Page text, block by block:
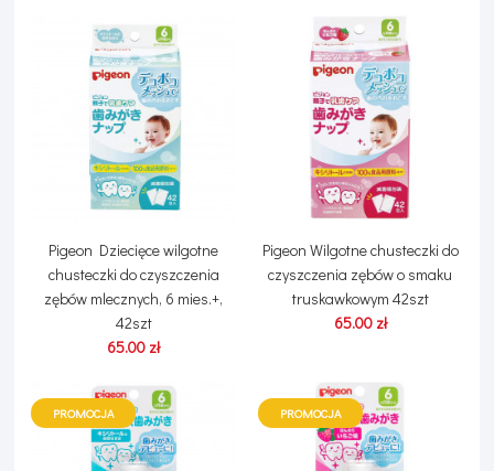
Pigeon Dziecięce wilgotne
chusteczki do czyszczenia
zębów mlecznych, 6 mies.+,
42szt
65.00 zł
Pigeon Wilgotne chusteczki do
czyszczenia zębów o smaku
truskawkowym 42szt
65.00 zł
PROMOCJA PROMOCJA